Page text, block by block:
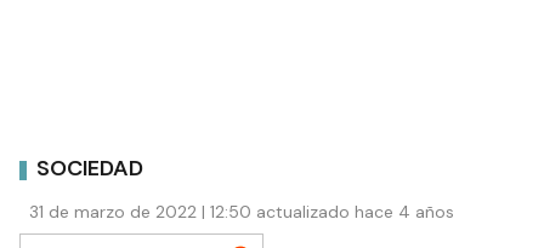
SOCIEDAD
31 de marzo de 2022 | 12:50 actualizado hace 4 años